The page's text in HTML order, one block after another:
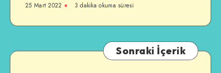
25 Mart 2022 3 dakika okuma süresi
Sonraki İçerik